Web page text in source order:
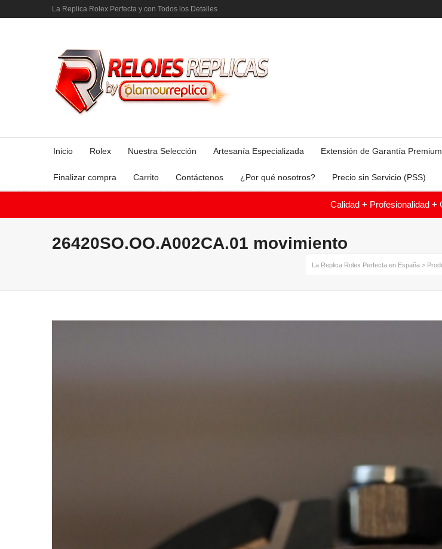
La Replica Rolex Perfecta y con Todos los Detalles
Inicio Rolex Nuestra Selección Artesanía Especializada Extensión de Garantía Premium
Finalizar compra Carrito Contáctenos ¿Por qué nosotros? Precio sin Servicio (PSS)
Calidad + Profesionalidad +
26420SO.OO.A002CA.01 movimiento
La Replica Rolex Perfecta en España >